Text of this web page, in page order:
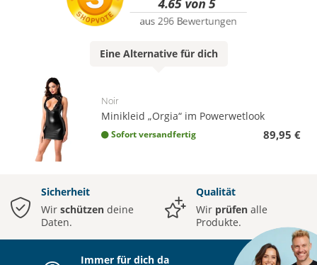
Eine Alternativefür dich
Noir
Minikleid „Orgia“ im Powerwetlook
Sofort versandfertig 89,95 €
Sicherheit
Wir schützen deine
Daten.
Qualität
Wir prüfen alle
Produkte.
Immer für dich da